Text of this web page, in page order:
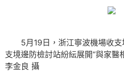
5月19日，浙江寧波機場收支
支境邊防檢討站紛紜展開“與家醫
李金良 攝